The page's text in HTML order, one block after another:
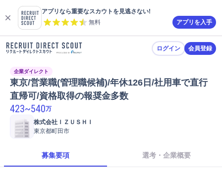
アプリなら重要なスカウトを見逃さない!
無料
アプリを入手
ログイン 会員登録
企業ダイレクト
東京/営業職(管理職候補)/年休126日/社用車で直行
直帰可/資格取得の報奨金多数
423~540万
株式会社ＩＺＵＳＨＩ
東京都町田市
募集要項 選考・企業概要